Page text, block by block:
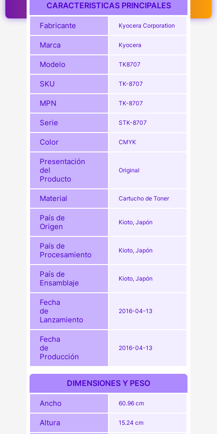
CARACTERISTICAS PRINCIPALES
Fabricante Kyocera Corporation
Marca Kyocera
Modelo TK8707
SKU TK-8707
MPN TK-8707
Serie STK-8707
Color CMYK
Presentación
del
Producto
Original
Material Cartucho de Toner
País de
Origen
Kioto, Japón
País de
Procesamiento
Kioto, Japón
País de
Ensamblaje
Kioto, Japón
Fecha
de
Lanzamiento
2016-04-13
Fecha
de
Producción
2016-04-13
DIMENSIONES Y PESO
Ancho 60.96 cm
Altura 15.24 cm